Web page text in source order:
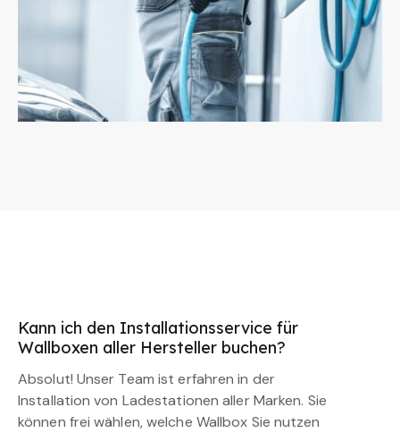
Kann ich den Installationsservice für
Wallboxen aller Hersteller buchen?
Absolut! Unser Team ist erfahren in der
Installation von Ladestationen aller Marken. Sie
können frei wählen, welche Wallbox Sie nutzen